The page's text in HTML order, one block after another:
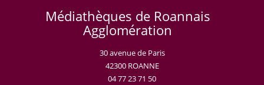
Médiathèques de Roannais
Agglomération
30 avenue de Paris
42300 ROANNE
04 77 23 71 50